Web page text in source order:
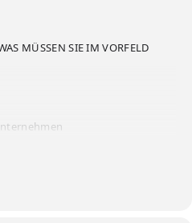
MÜSSEN SIE IM VORFELD
Sie im Vorfeld setzen sollten,